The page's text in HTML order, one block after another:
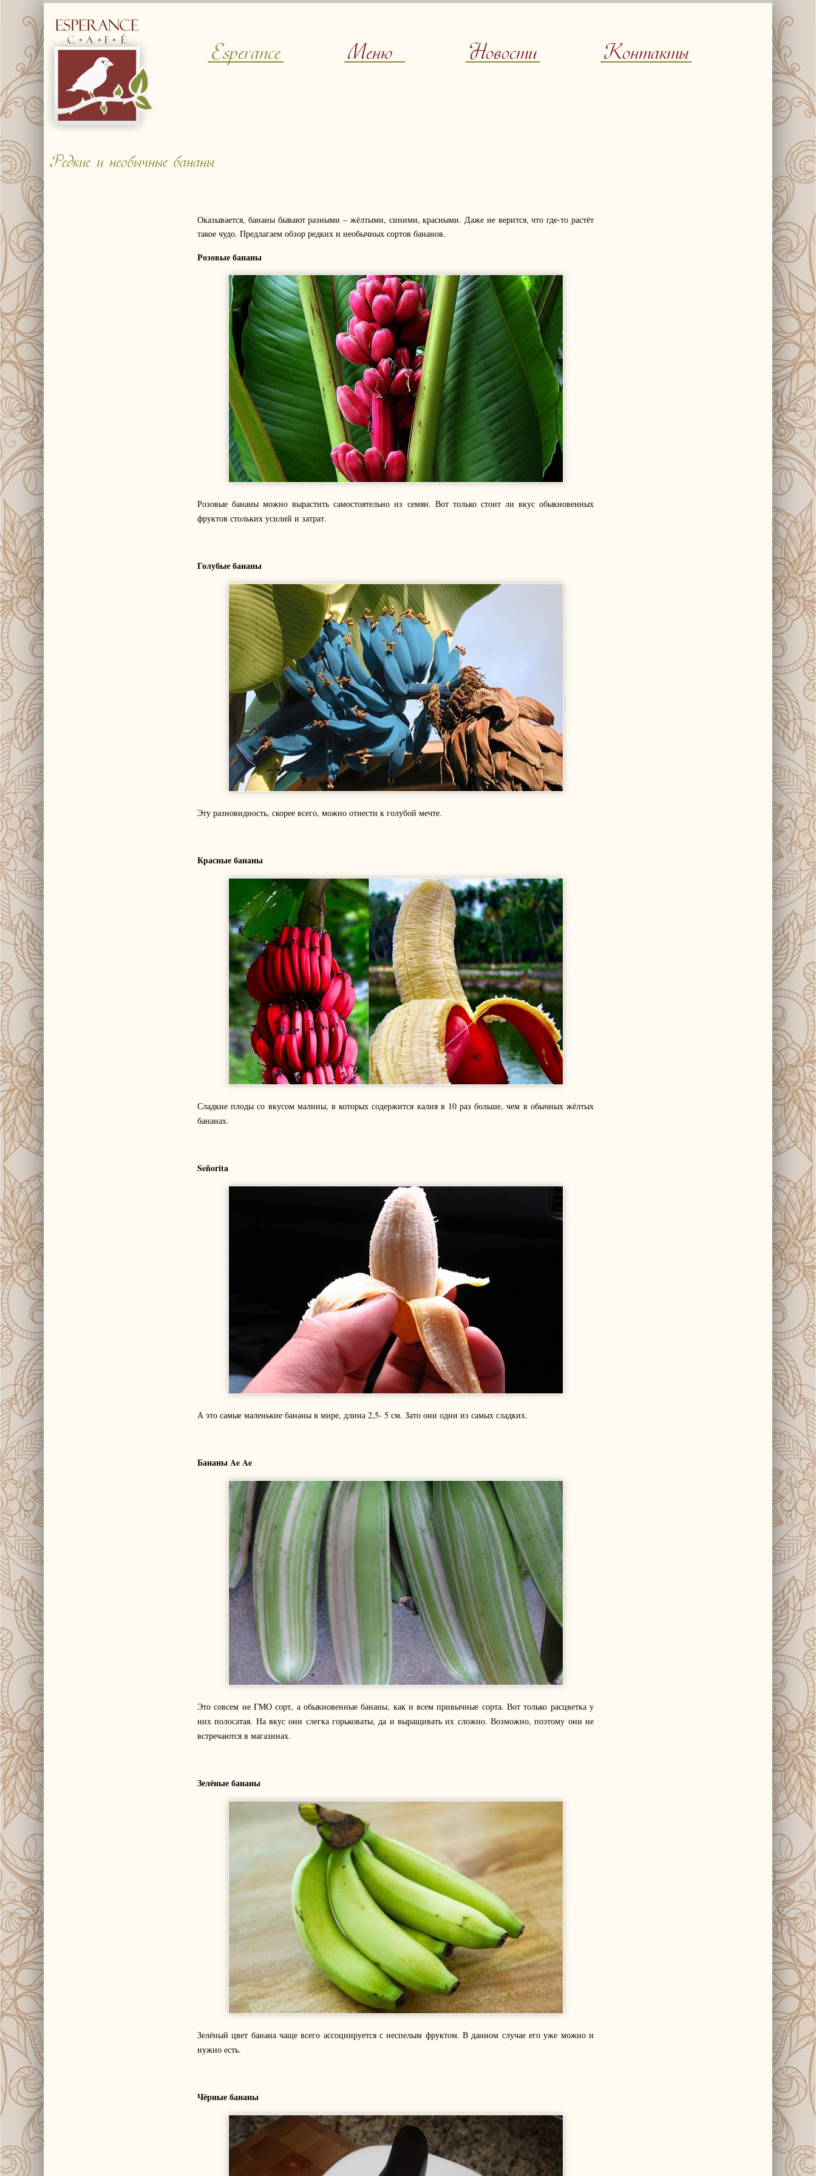
Esperance Меню Новости Контакты
Редкие и необычные бананы
Оказывается, бананы бывают разными – жёлтыми, синими, красными. Даже не верится, что где-то растёт
такое чудо. Предлагаем обзор редких и необычных сортов бананов.
Розовые бананы
Розовые бананы можно вырастить самостоятельно из семян. Вот только стоит ли вкус обыкновенных
фруктов стольких усилий и затрат.
Голубые бананы
Эту разновидность, скорее всего, можно отнести к голубой мечте.
Красные бананы
Сладкие плоды со вкусом малины, в которых содержится калия в 10 раз больше, чем в обычных жёлтых
бананах.
Señorita
А это самые маленькие бананы в мире, длина 2,5- 5 см. Зато они одни из самых сладких.
Бананы Ae Ae
Это совсем не ГМО сорт, а обыкновенные бананы, как и всем привычные сорта. Вот только расцветка у
них полосатая. На вкус они слегка горьковаты, да и выращивать их сложно. Возможно, поэтому они не
встречаются в магазинах.
Зелёные бананы
Зелёный цвет банана чаще всего ассоциируется с неспелым фруктом. В данном случае его уже можно и
нужно есть.
Чёрные бананы